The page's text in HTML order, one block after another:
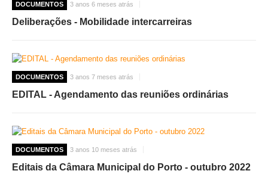
DOCUMENTOS 3 anos 6 meses atrás
Deliberações - Mobilidade intercarreiras
DOCUMENTOS 3 anos 7 meses atrás
EDITAL - Agendamento das reuniões ordinárias
DOCUMENTOS 3 anos 10 meses atrás
Editais da Câmara Municipal do Porto - outubro 2022